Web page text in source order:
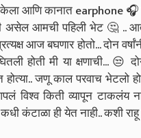
आणि कानात earphone 🎧
असेल आमची पहिली भेट 🤔
आज बघणार होतो... दोन
होती मी या क्षणाची...
जणू काल परवाच भेटलो
किती व्यापून टाकलंय
कंटाळा ही येत नाही.. कशी